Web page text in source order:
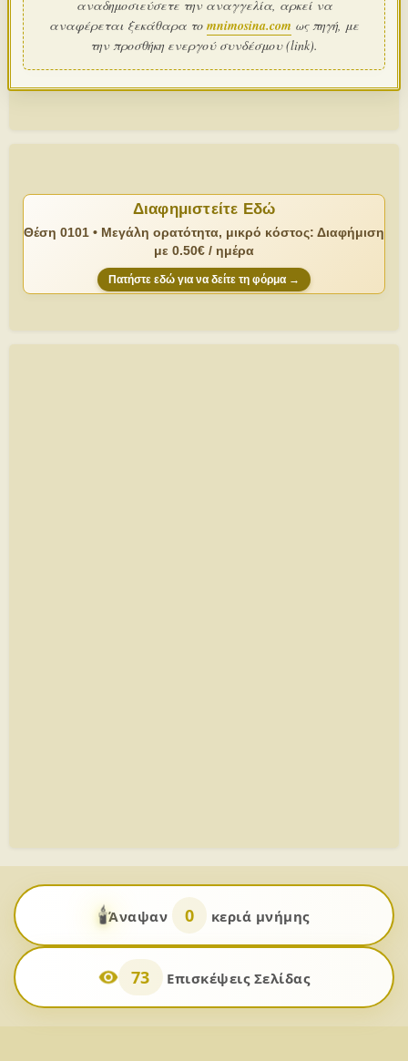
αναδημοσιεύσετε την αναγγελία, αρκεί να
αναφέρεται ξεκάθαρα το mnimosina.com ως πηγή, με
την προσθήκη ενεργού συνδέσμου (link).
Διαφημιστείτε Εδώ
Θέση 0101 • Μεγάλη ορατότητα, μικρό κόστος: Διαφήμιση
με 0.50€ / ημέρα
Πατήστε εδώ για να δείτε τη φόρμα →
🕯️Άναψαν 0 κεριά μνήμης
73 Επισκέψεις Σελίδας